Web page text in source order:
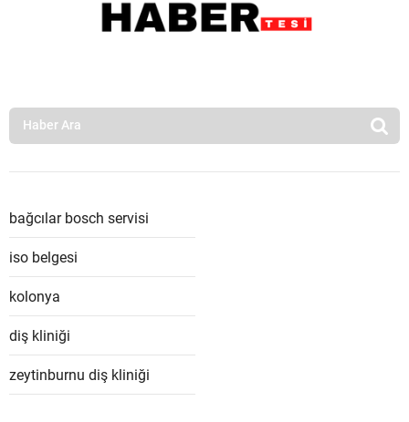
bağcılar bosch servisi
iso belgesi
kolonya
diş kliniği
zeytinburnu diş kliniği